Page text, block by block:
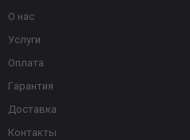
О нас
Услуги
Оплата
Гарантия
Доставка
Контакты